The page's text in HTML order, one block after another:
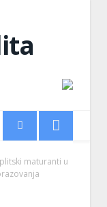
maturanti u